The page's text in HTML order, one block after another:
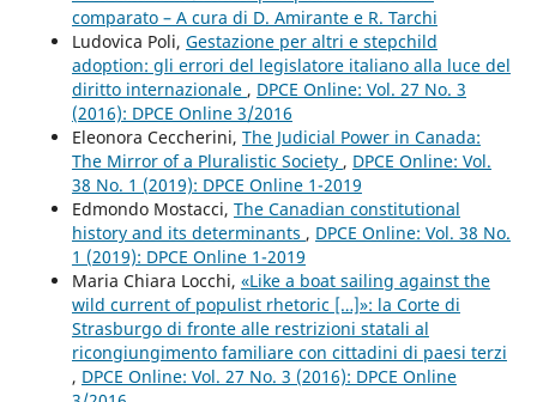
comparato – A cura di D. Amirante e R. Tarchi
Ludovica Poli, Gestazione per altri e stepchild
adoption: gli errori del legislatore italiano alla luce del
diritto internazionale , DPCE Online: Vol. 27 No. 3
(2016): DPCE Online 3/2016
Eleonora Ceccherini, The Judicial Power in Canada:
The Mirror of a Pluralistic Society , DPCE Online: Vol.
38 No. 1 (2019): DPCE Online 1-2019
Edmondo Mostacci, The Canadian constitutional
history and its determinants , DPCE Online: Vol. 38 No.
1 (2019): DPCE Online 1-2019
Maria Chiara Locchi, «Like a boat sailing against the
wild current of populist rhetoric […]»: la Corte di
Strasburgo di fronte alle restrizioni statali al
ricongiungimento familiare con cittadini di paesi terzi
, DPCE Online: Vol. 27 No. 3 (2016): DPCE Online